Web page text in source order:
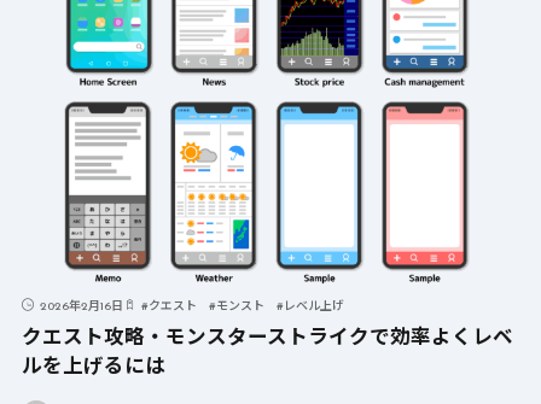
2026年2月16日 #クエスト #モンスト #レベル上げ
クエスト攻略・モンスターストライクで効率よくレベ
ルを上げるには